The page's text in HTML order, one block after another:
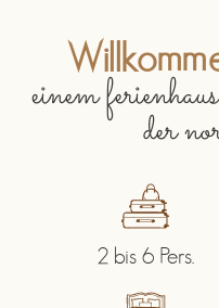
einem
der
2 bis 6 Pers.